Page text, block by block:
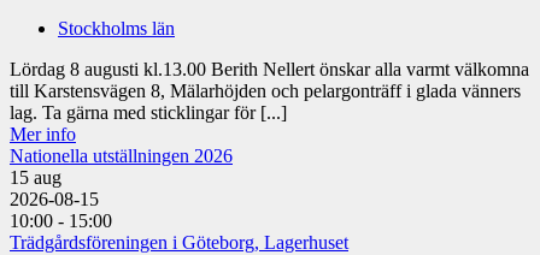
Stockholms län
Lördag 8 augusti kl.13.00 Berith Nellert önskar alla varmt välkomna
till Karstensvägen 8, Mälarhöjden och pelargonträff i glada vänners
lag. Ta gärna med sticklingar för [...]
Mer info
Nationella utställningen 2026
15 aug
2026-08-15
10:00 - 15:00
Trädgårdsföreningen i Göteborg, Lagerhuset